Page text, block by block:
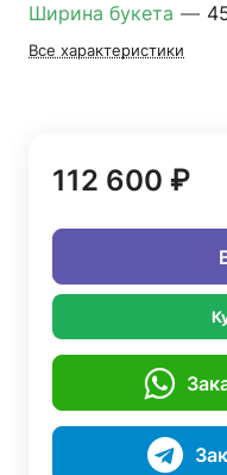
Ширина букета —
Все характеристики
112 600 ₽